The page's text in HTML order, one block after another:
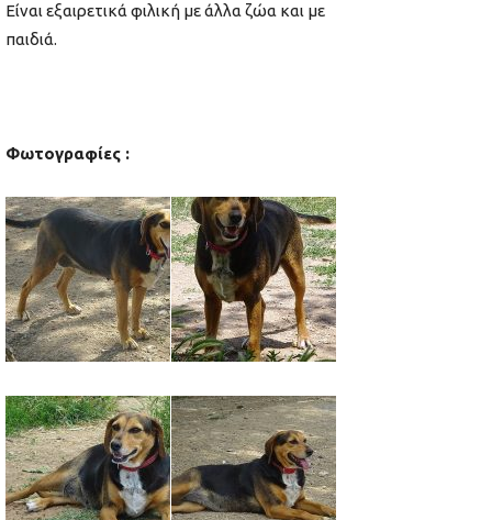
Είναι εξαιρετικά φιλική με άλλα ζώα και με
παιδιά.
Φωτογραφίες :